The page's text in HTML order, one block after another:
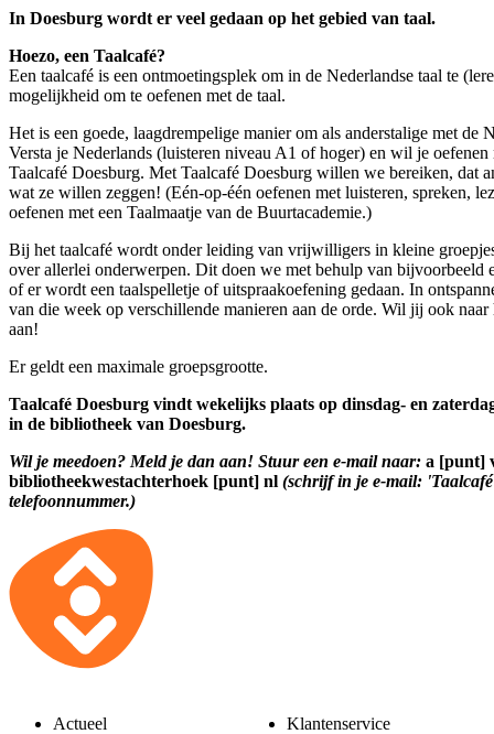
In Doesburg wordt er veel gedaan op het gebied van taal.
Hoezo, een Taalcafé?
Een taalcafé is een ontmoetingsplek om in de Nederlandse taal te
mogelijkheid om te oefenen met de taal.
Het is een goede, laagdrempelige manier om als anderstalige met de
Versta je Nederlands (luisteren niveau A1 of hoger) en wil je oefenen
Taalcafé Doesburg. Met Taalcafé Doesburg willen we bereiken, dat
wat ze willen zeggen! (Eén-op-één oefenen met luisteren, spreken,
oefenen met een Taalmaatje van de Buurtacademie.)
Bij het taalcafé wordt onder leiding van vrijwilligers in kleine
over allerlei onderwerpen. Dit doen we met behulp van bijvoorbeeld
of er wordt een taalspelletje of uitspraakoefening gedaan. In
van die week op verschillende manieren aan de orde. Wil jij ook naar
aan!
Er geldt een maximale groepsgrootte.
Taalcafé Doesburg vindt wekelijks plaats op dinsdag- en
in de bibliotheek van Doesburg.
Wil je meedoen? Meld je dan aan! Stuur een e-mail naar: a [punt]
bibliotheekwestachterhoek [punt] nl (schrijf in je e-mail:
telefoonnummer.)
Actueel Klantenservice